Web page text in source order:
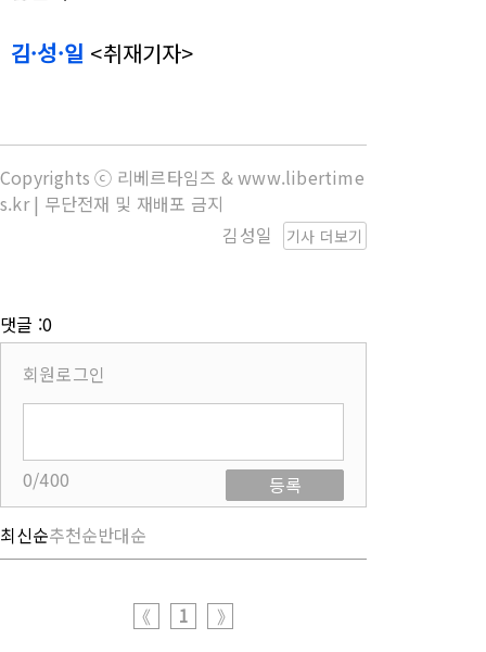
김·성·일 <취재기자>
Copyrights ⓒ 리베르타임즈 & www.libertime
s.kr | 무단전재 및 재배포 금지
기사 더보기
김성일
댓글 :0
회원로그인
0/400
등록
최신순추천순반대순
《 1 》